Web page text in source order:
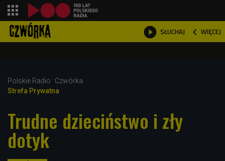
 SŁUCHAJ  WIĘCEJ

Polskie Radio
Czwórka
Strefa Prywatna
Trudne dzieciństwo i zły
dotyk